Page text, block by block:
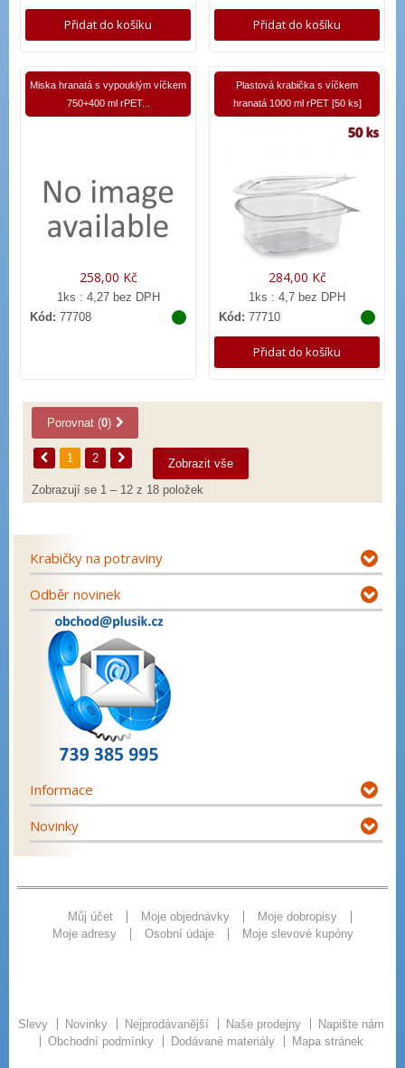
Přidat do košíku Přidat do košíku
Miska hranatá s vypouklým víčkem
750+400 ml rPET...
258,00 Kč
1ks : 4,27 bez DPH
Kód: 77708
Plastová krabička s víčkem
hranatá 1000 ml rPET [50 ks]
284,00 Kč
1ks : 4,7 bez DPH
Kód: 77710
Přidat do košíku
Porovnat (0)
Zobrazit vše
1 2
Zobrazují se 1 – 12 z 18 položek
Krabičky na potraviny
Odběr novinek
Informace
Novinky
Můj účet Moje objednávky
Moje dobropisy
Moje adresy
Osobní údaje Moje slevové kupóny
Slevy Novinky Nejprodávanější Naše prodejny
Napište nám
Obchodní podmínky
Dodávané materiály Mapa stránek